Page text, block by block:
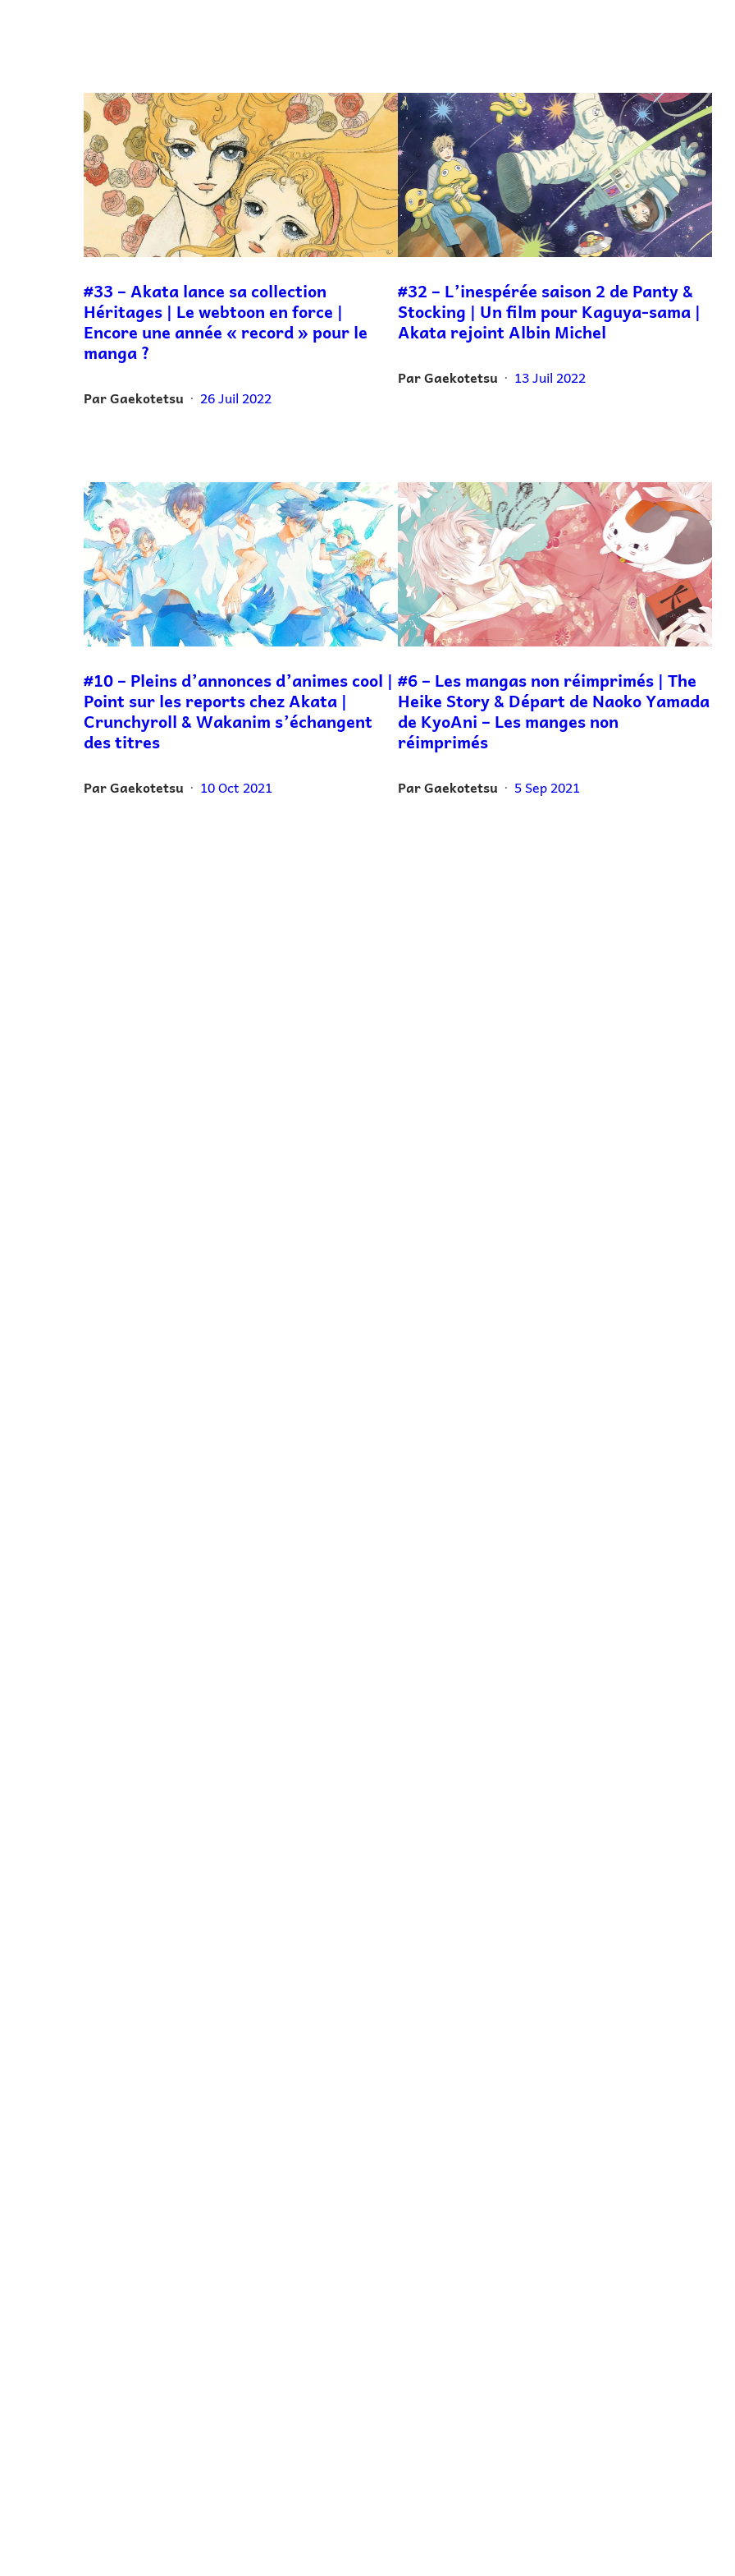
#33 – Akata lance sa collection
Héritages | Le webtoon en force |
Encore une année « record » pour le
manga ?
ParGaekotetsu • 26 Juil 2022
#32 – L’inespérée saison 2 de Panty &
Stocking | Un film pour Kaguya-sama |
Akata rejoint Albin Michel
ParGaekotetsu • 13 Juil 2022
#10 – Pleins d’annonces d’animes cool |
Point sur les reports chez Akata |
Crunchyroll & Wakanim s’échangent
des titres
ParGaekotetsu • 10 Oct 2021
#6 – Les mangas non réimprimés | The
Heike Story & Départ de Naoko Yamada
de KyoAni – Les manges non
réimprimés
ParGaekotetsu • 5 Sep 2021